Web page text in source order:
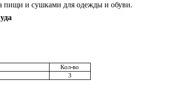
пищи и сушками для одежды и обуви.
Кол-во
3